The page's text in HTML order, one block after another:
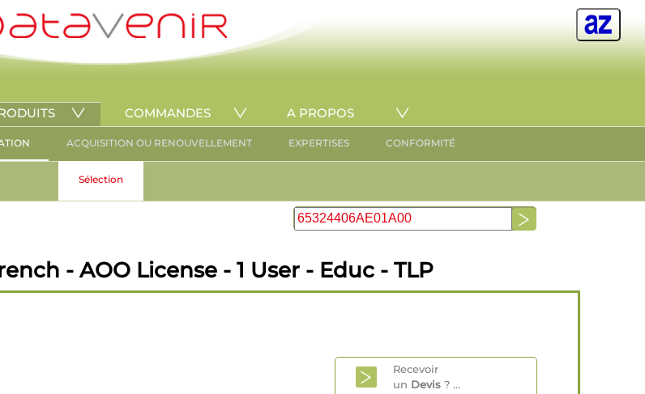
COMMANDES A PROPOS
ACQUISITION OU RENOUVELLEMENT EXPERTISES CONFORMITÉ
Sélection
- AOO License - 1 User - Educ - TLP
Recevoir
un Devis ? ...